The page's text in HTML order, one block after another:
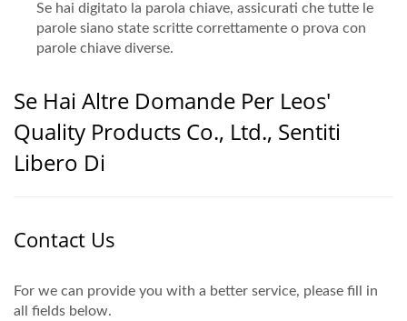
Se hai digitato la parola chiave, assicurati che tutte le
parole siano state scritte correttamente o prova con
parole chiave diverse.
Se Hai Altre Domande Per Leos'
Quality Products Co., Ltd., Sentiti
Libero Di